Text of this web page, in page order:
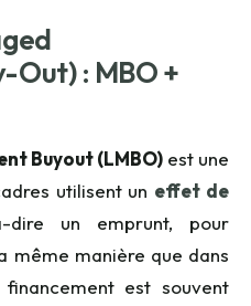
-Out) : MBO +
Buyout (LMBO) est une
utilisent un effet de
dire un emprunt, pour
même manière que dans
est souvent